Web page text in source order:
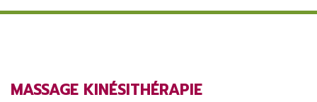
MASSAGE KINÉSITHÉRAPIE